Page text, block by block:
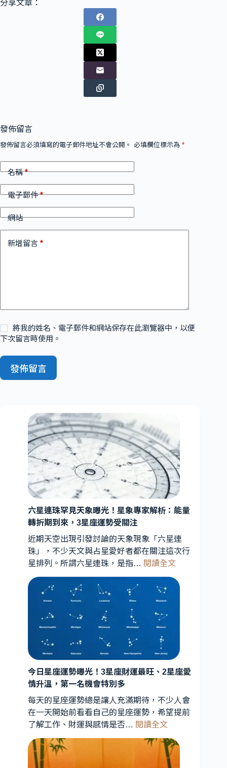
分享文章：
發佈留言
發佈留言必須填寫的電子郵件地址不會公開。 必填欄位標示為 *
名稱*
電子郵件*
網站
新增留言 *
將我的姓名、電子郵件和網站保存在此瀏覽器中，以便
下次留言時使用。
發佈留言
六星連珠罕見天象曝光！星象專家解析：能量
轉折期到來，3星座運勢受關注
近期天空出現引發討論的天象現象「六星連
珠」，不少天文與占星愛好者都在關注這次行
星排列。所謂六星連珠，是指… 閱讀全文:
星
象
曝
象
專
解
今日星座運勢曝光！3星座財運最旺、2星座愛
情升溫，第一名機會特別多
每天的星座運勢總是讓人充滿期待，不少人會
在一天開始前看看自己的星座運勢，希望提前
了解工作、財運與感情是否… 閱讀全文:
日
星